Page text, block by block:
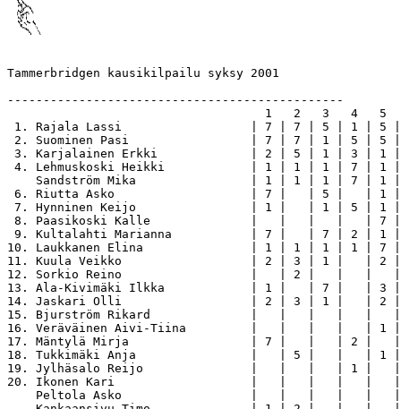
Tammerbridgen kausikilpailu syksy 2001
-----------------------------------------------
1   2   3   4   5
1. Rajala Lassi                  | 7 | 7 | 5 | 1 | 5
2. Suominen Pasi                 | 7 | 7 | 1 | 5 |
3. Karjalainen Erkki             | 2 | 5 | 1 | 3 |
4. Lehmuskoski Heikki            | 1 | 1 | 1 | 7 |
Sandström Mika                | 1 | 1 | 1 | 7 | 1
6. Riutta Asko                   | 7 |   | 5 |   | 1
7. Hynninen Keijo                | 1 |   | 1 | 5 | 1
8. Paasikoski Kalle              |   |   |   |   |
9. Kultalahti Marianna           | 7 |   | 7 | 2 |
10. Laukkanen Elina               | 1 | 1 | 1 | 1 |
11. Kuula Veikko                  | 2 | 3 | 1 |   |
12. Sorkio Reino                  |   | 2 |   |   |
13. Ala-Kivimäki Ilkka            | 1 |   | 7 |
14. Jaskari Olli                  | 2 | 3 | 1 |   |
15. Bjurström Rikard              |   |   |   |   |
16. Veräväinen Aivi-Tiina         |   |   |   |   |
17. Mäntylä Mirja                 | 7 |   |   | 2 |
18. Tukkimäki Anja                |   | 5 |   |   |
19. Jylhäsalo Reijo               |   |   |   | 1 |
20. Ikonen Kari                   |   |   |   |   |
Peltola Asko                  |   |   |   |   |